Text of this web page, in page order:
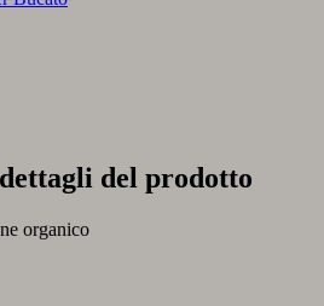
del prodotto
organico